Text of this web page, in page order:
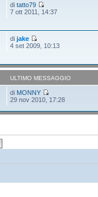
ditatto79
7 ott 2011, 14:37
dijake
4 set 2009, 10:13
ULTIMO MESSAGGIO
di MONNY
29 nov 2010, 17:28